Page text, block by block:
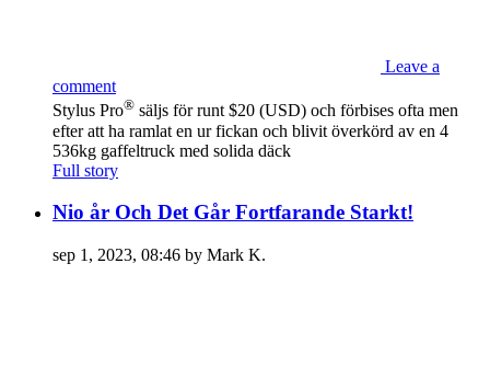
Leave a
comment
Stylus Pro® säljs för runt $20 (USD) och förbises ofta men
efter att ha ramlat en ur fickan och blivit överkörd av en 4
536kg gaffeltruck med solida däck
Full story
Nio år Och Det Går Fortfarande Starkt!
sep 1, 2023, 08:46 by Mark K.